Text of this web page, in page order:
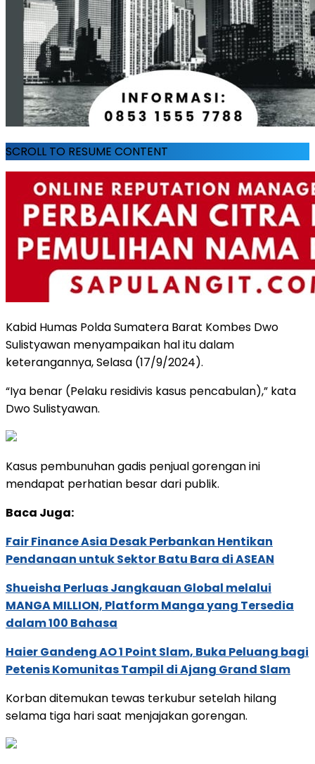
SCROLL TO RESUME CONTENT
Kabid Humas Polda Sumatera Barat Kombes Dwo
Sulistyawan menyampaikan hal itu dalam
keterangannya, Selasa (17/9/2024).
“Iya benar (Pelaku residivis kasus pencabulan),” kata
Dwo Sulistyawan.
Kasus pembunuhan gadis penjual gorengan ini
mendapat perhatian besar dari publik.
Baca Juga:
Fair Finance Asia Desak Perbankan Hentikan
Pendanaan untuk Sektor Batu Bara di ASEAN
Shueisha Perluas Jangkauan Global melalui
MANGA MILLION, Platform Manga yang Tersedia
dalam 100 Bahasa
Haier Gandeng AO 1 Point Slam, Buka Peluang bagi
Petenis Komunitas Tampil di Ajang Grand Slam
Korban ditemukan tewas terkubur setelah hilang
selama tiga hari saat menjajakan gorengan.